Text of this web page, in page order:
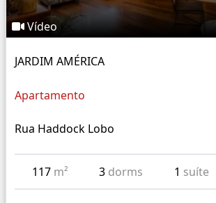
Vídeo
JARDIM AMÉRICA
Apartamento
Rua Haddock Lobo
117 m² 3 dorms 1 suíte